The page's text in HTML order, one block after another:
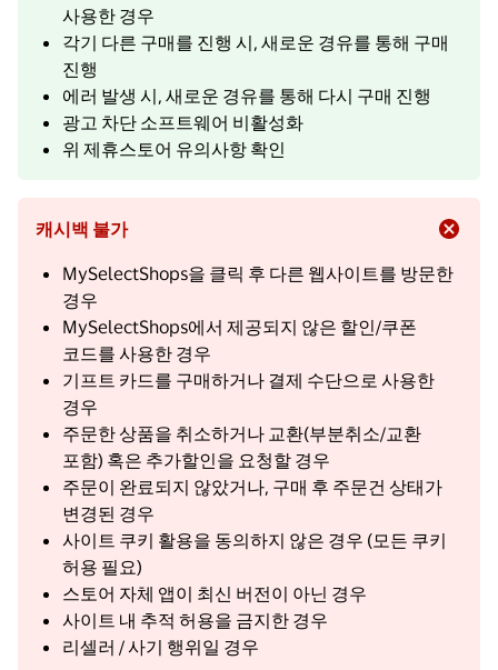
사용한 경우
각기 다른 구매를 진행 시, 새로운 경유를 통해 구매
진행
에러 발생 시, 새로운 경유를 통해 다시 구매 진행
광고 차단 소프트웨어 비활성화
위 제휴스토어 유의사항 확인
캐시백 불가
MySelectShops을 클릭 후 다른 웹사이트를 방문한
경우
MySelectShops에서 제공되지 않은 할인/쿠폰
코드를 사용한 경우
기프트 카드를 구매하거나 결제 수단으로 사용한
경우
주문한 상품을 취소하거나 교환(부분취소/교환
포함) 혹은 추가할인을 요청할 경우
주문이 완료되지 않았거나, 구매 후 주문건 상태가
변경된 경우
사이트 쿠키 활용을 동의하지 않은 경우 (모든 쿠키
허용 필요)
스토어 자체 앱이 최신 버전이 아닌 경우
사이트 내 추적 허용을 금지한 경우
리셀러 / 사기 행위일 경우